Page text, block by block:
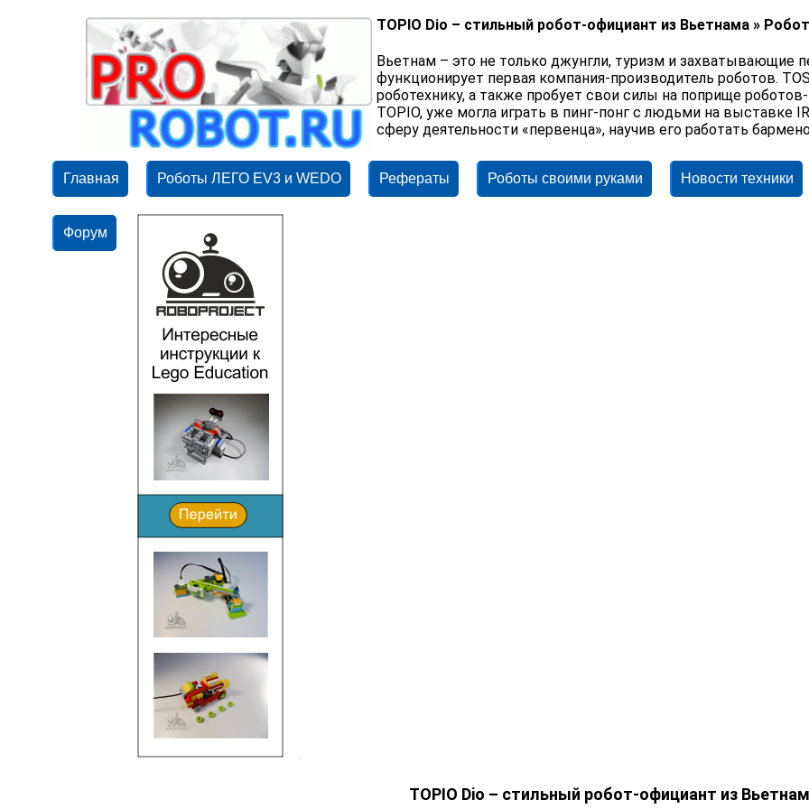
TOPIO Dio – стильный робот-официант из Вьетнама »
Вьетнам – это не только джунгли, туризм и захватывающие
функционирует первая компания-производитель роботов.
роботехнику, а также пробует свои силы на поприще
TOPIO, уже могла играть в пинг-понг с людьми на выставке
сферу деятельности «первенца», научив его работать
Главная Роботы ЛЕГО EV3 и WEDO Рефераты Роботы своими руками Новости техники
Форум
TOPIO Dio – стильный робот-официант из